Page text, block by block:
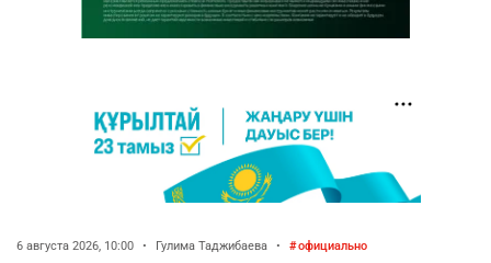
6 августа 2026, 10:00 • Гулима Таджибаева • официально